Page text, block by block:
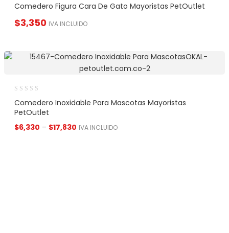
Comedero Figura Cara De Gato Mayoristas PetOutlet
$3,350 IVA INCLUIDO
Comedero Inoxidable Para Mascotas Mayoristas
PetOutlet
$6,330 – $17,830 IVA INCLUIDO